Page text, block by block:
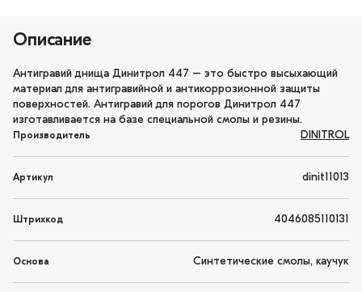
Описание
Антигравий днища Динитрол 447 – это быстро высыхающий
материал для антигравийной и антикоррозионной защиты
поверхностей. Антигравий для порогов Динитрол 447
изготавливается на базе специальной смолы и резины.
Производитель DINITROL
Артикул dinit11013
Штрихкод 4046085110131
Основа Синтетические смолы, каучук